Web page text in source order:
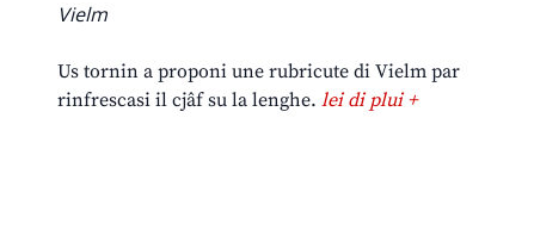
Vielm
Us tornin a proponi une rubricute di Vielm par
rinfrescasi il cjâf su la lenghe. lei di plui +